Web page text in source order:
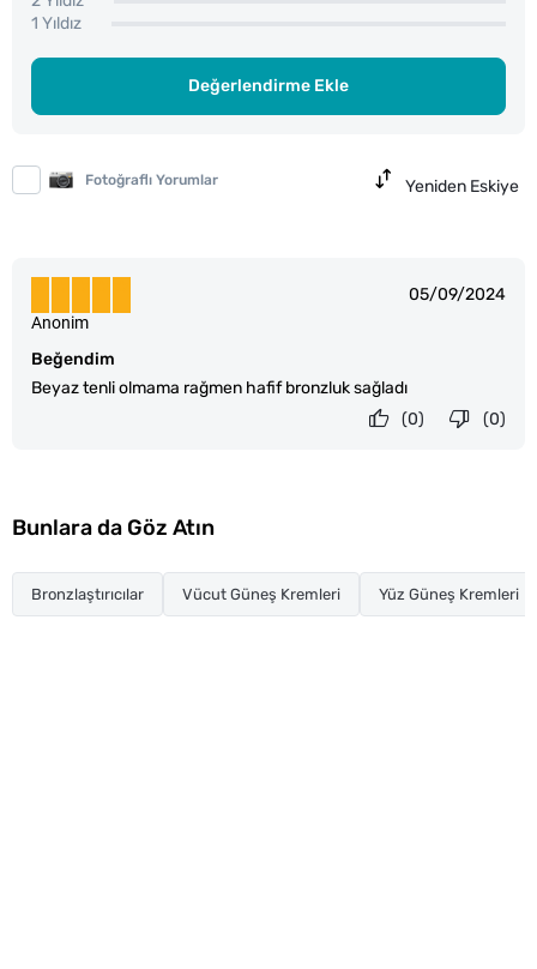
1 Yıldız
Değerlendirme Ekle
Fotoğraflı Yorumlar Yeniden Eskiye
05/09/2024
Beğendim
Beyaz tenli olmama rağmen hafif bronzluk sağladı
Anonim
(0)
(0)
Bunlara da Göz Atın
Bronzlaştırıcılar Vücut Güneş Kremleri Yüz Güneş Kremleri